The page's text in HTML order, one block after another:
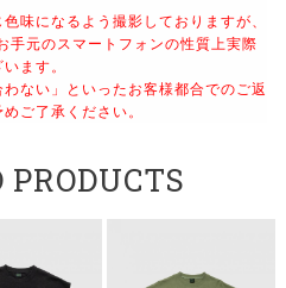
味になるよう撮影しておりますが、
手元のスマートフォンの性質上実際
ます。
ない」といったお客様都合でのご返
ご了承ください。